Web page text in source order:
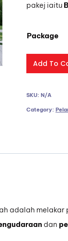
pakej iaitu
Package
B2-
022A
Add To
SKU: N/A
Category:
adalah
dan